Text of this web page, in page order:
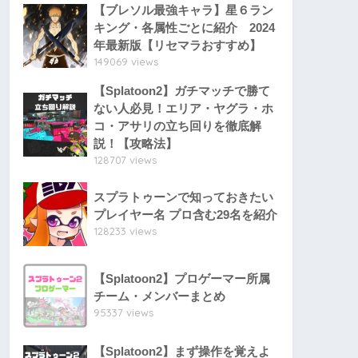
【ブレソル最強キャラ】星６ラン
キング・各属性ごとに紹介 2024
年最新版【リセマラおすすめ】
149069 views
【Splatoon2】ガチマッチで勝て
ない人必見！エリア・ヤグラ・ホ
コ・アサリの立ち回りを徹底解
説！【攻略法】
128707 views
スプラトゥーンで知っておきたい
プレイヤー名 プロ含む29名を紹介
128233 views
【Splatoon2】プロゲーマー所属
チーム・メンバーまとめ
95337 views
【Splatoon2】まず操作を覚えよ